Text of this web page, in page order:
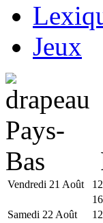
Jeux
Vendredi 21 Août
Samedi 22 Août